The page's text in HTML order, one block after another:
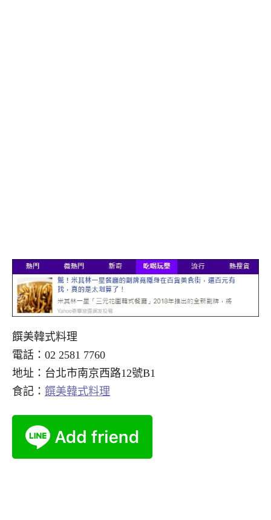
饌美韓式料理
電話：02 2581 7760
地址：台北市南京西路12號B1
食記： 饌美韓式料理